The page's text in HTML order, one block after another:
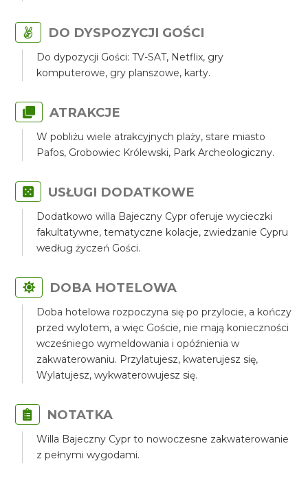
DO DYSPOZYCJI GOŚCI
Do dypozycji Gości: TV-SAT, Netflix, gry
komputerowe, gry planszowe, karty.
ATRAKCJE
W pobliżu wiele atrakcyjnych plaży, stare miasto
Pafos, Grobowiec Królewski, Park Archeologiczny.
USŁUGI DODATKOWE
Dodatkowo willa Bajeczny Cypr oferuje wycieczki
fakultatywne, tematyczne kolacje, zwiedzanie Cypru
według życzeń Gości.
DOBA HOTELOWA
Doba hotelowa rozpoczyna się po przylocie, a kończy
przed wylotem, a więc Goście, nie mają konieczności
wcześniego wymeldowania i opóźnienia w
zakwaterowaniu. Przylatujesz, kwaterujesz się,
Wylatujesz, wykwaterowujesz się.
NOTATKA
Willa Bajeczny Cypr to nowoczesne zakwaterowanie
z pełnymi wygodami.